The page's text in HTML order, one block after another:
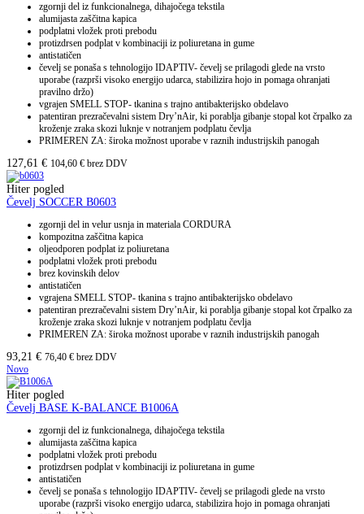
zgornji del iz funkcionalnega, dihajočega tekstila
alumijasta zaščitna kapica
podplatni vložek proti prebodu
protizdrsen podplat v kombinaciji iz poliuretana in gume
antistatičen
čevelj se ponaša s tehnologijo IDAPTIV- čevelj se prilagodi glede na vrsto
uporabe (razprši visoko energijo udarca, stabilizira hojo in pomaga ohranjati
pravilno držo)
vgrajen SMELL STOP- tkanina s trajno antibakterijsko obdelavo
patentiran prezračevalni sistem Dry’nAir, ki porablja gibanje stopal kot črpalko za
kroženje zraka skozi luknje v notranjem podplatu čevlja
PRIMEREN ZA: široka možnost uporabe v raznih industrijskih panogah
127,61 € 104,60 € brez DDV
Hiter pogled
Čevelj SOCCER B0603
zgornji del in velur usnja in materiala CORDURA
kompozitna zaščitna kapica
oljeodporen podplat iz poliuretana
podplatni vložek proti prebodu
brez kovinskih delov
antistatičen
vgrajena SMELL STOP- tkanina s trajno antibakterijsko obdelavo
patentiran prezračevalni sistem Dry’nAir, ki porablja gibanje stopal kot črpalko za
kroženje zraka skozi luknje v notranjem podplatu čevlja
PRIMEREN ZA: široka možnost uporabe v raznih industrijskih panogah
93,21 € 76,40 € brez DDV
Novo
Hiter pogled
Čevelj BASE K-BALANCE B1006A
zgornji del iz funkcionalnega, dihajočega tekstila
alumijasta zaščitna kapica
podplatni vložek proti prebodu
protizdrsen podplat v kombinaciji iz poliuretana in gume
antistatičen
čevelj se ponaša s tehnologijo IDAPTIV- čevelj se prilagodi glede na vrsto
uporabe (razprši visoko energijo udarca, stabilizira hojo in pomaga ohranjati